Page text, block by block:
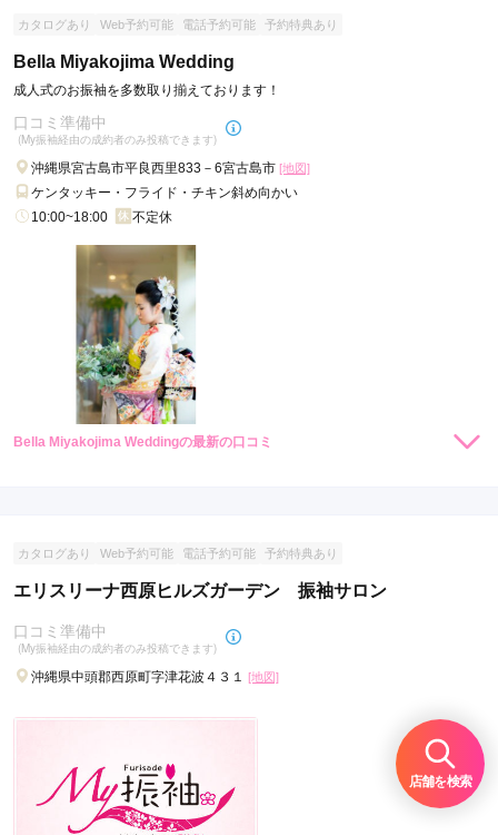
カタログあり Web予約可能 電話予約可能 予約特典あり
Bella Miyakojima Wedding
成人式のお振袖を多数取り揃えております！
口コミ準備中
(My振袖経由の成約者のみ投稿できます)
沖縄県宮古島市平良西里833－6宮古島市 [地図]
ケンタッキー・フライド・チキン斜め向かい
10:00~18:00
不定休
Bella Miyakojima Weddingの最新の口コミ
カタログあり Web予約可能 電話予約可能 予約特典あり
エリスリーナ西原ヒルズガーデン 振袖サロン
口コミ準備中
(My振袖経由の成約者のみ投稿できます)
沖縄県中頭郡西原町字津花波４３１ [地図]
店舗を検索